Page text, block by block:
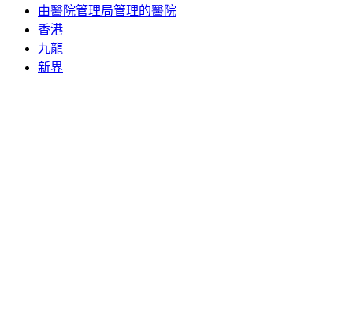
由醫院管理局管理的醫院
香港
九龍
新界